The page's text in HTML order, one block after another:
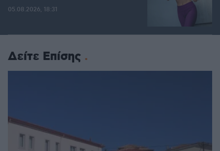
05.08.2026, 18:31
Δείτε Επίσης